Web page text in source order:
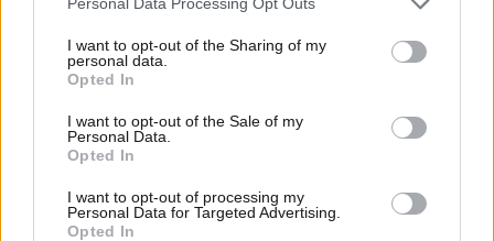
not limited to your visit or usage behaviour. You may click to
grant or deny consent to Google and its third-party tags to
use your data for below specified purposes in below Google
consent section.
I want to opt-out of the Sharing of my
personal data.
Opted In
I want to opt-out of the Sale of my
Personal Data.
Opted In
I want to opt-out of processing my
Personal Data for Targeted Advertising.
Opted In
Απαντήστε
Zuck Felenski
πρώτα. 🤣🤣🤣